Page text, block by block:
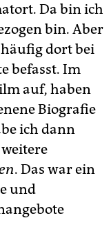
Da bin ich
bin. Aber
dort bei
befasst. Im
auf, haben
Biografie
ich dann
. Das war ein
und